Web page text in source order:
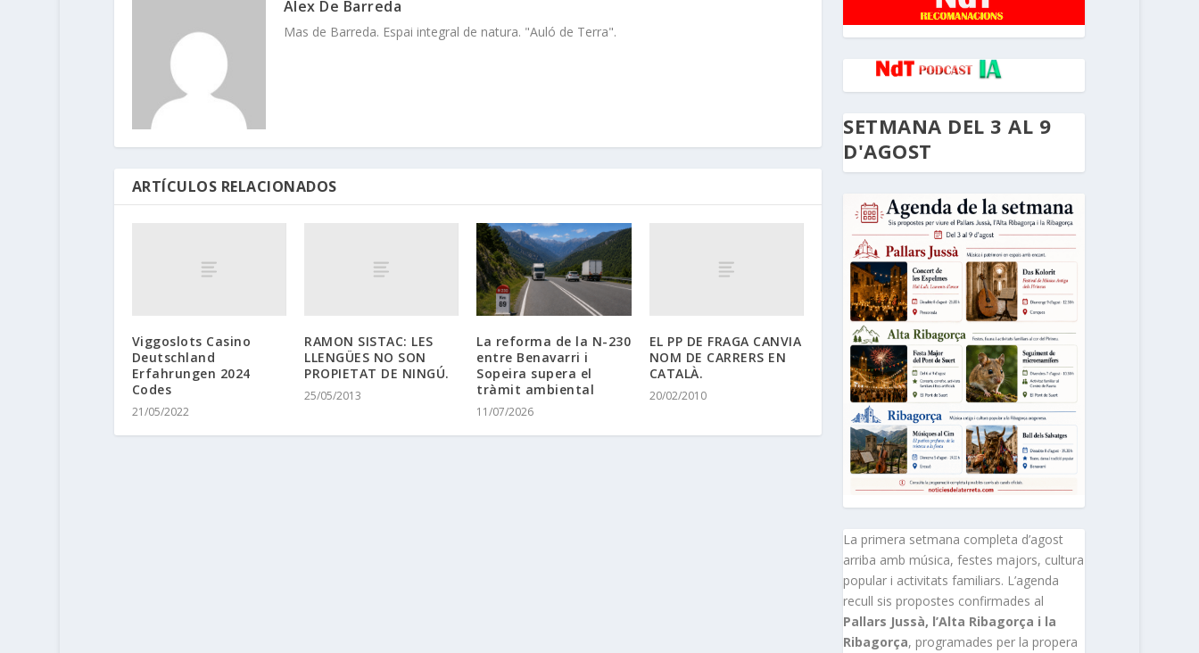
Alex De Barreda
Mas de Barreda. Espai integral de natura. "Auló de Terra".
ARTÍCULOS RELACIONADOS
Viggoslots Casino
Deutschland
Erfahrungen 2024
Codes
21/05/2022
RAMON SISTAC: LES
LLENGÜES NO SON
PROPIETAT DE NINGÚ.
25/05/2013
La reforma de la N-230
entre Benavarri i
Sopeira supera el
tràmit ambiental
11/07/2026
EL PP DE FRAGA CANVIA
NOM DE CARRERS EN
CATALÀ.
20/02/2010
SETMANA DEL 3 AL 9
D'AGOST
La primera setmana completa d’agost
arriba amb música, festes majors, cultura
popular i activitats familiars. L’agenda
recull sis propostes confirmades al
Pallars Jussà, l’Alta Ribagorça i la
Ribagorça, programades per la propera